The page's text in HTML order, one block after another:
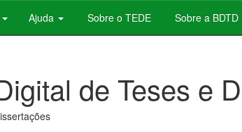
Ajuda Sobre o TEDE Sobre a BDTD
de Teses e